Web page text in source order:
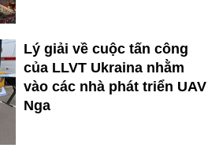
Lý giải về cuộc tấn công
của LLVT Ukraina nhằm
vào các nhà phát triển UAV
Nga